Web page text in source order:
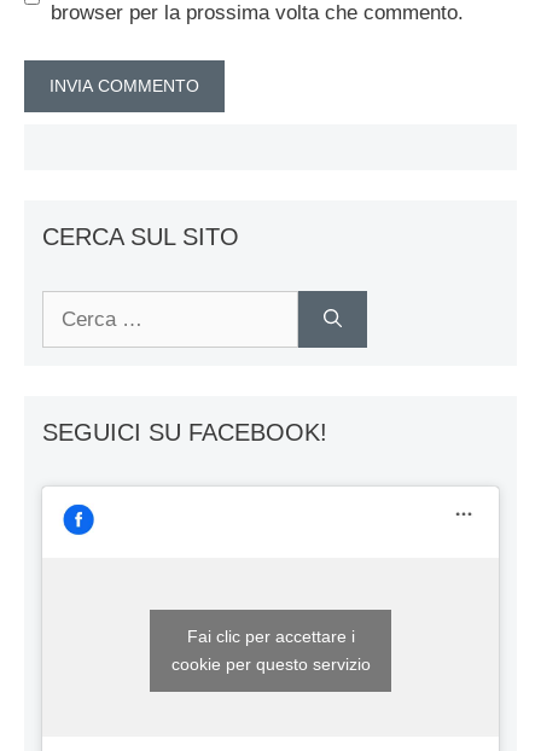
browser per la prossima volta che commento.
CERCA SUL SITO
SEGUICI SU FACEBOOK!
Fai clic per accettare i
cookie per questo servizio